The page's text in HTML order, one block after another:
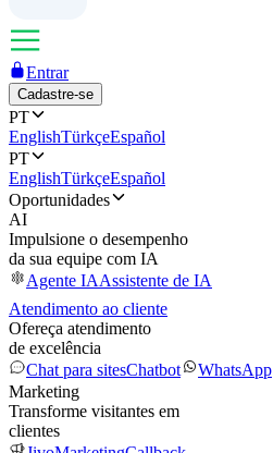
Entrar
Cadastre-se
PT
EnglishTürkçeEspañol
PT
EnglishTürkçeEspañol
Oportunidades
AI
Impulsione o desempenho
da sua equipe com IA
Agente IAAssistente de IA
Atendimento ao cliente
Ofereça atendimento
de excelência
Chat para sitesChatbot WhatsApp
Marketing
Transforme visitantes em
clientes